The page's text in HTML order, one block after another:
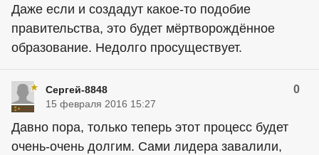
Даже если и создадут какое-то подобие
правительства, это будет мёртворождённое
образование. Недолго просуществует.
Сергей-8848 0
15 февраля 2016 15:27
Давно пора, только теперь этот процесс будет
очень-очень долгим. Сами лидера завалили,